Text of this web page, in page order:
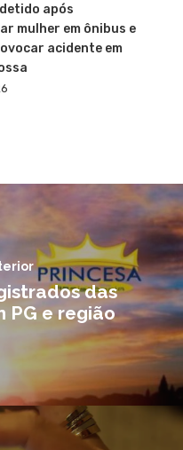
detido após
mulher em ônibus e
acidente em
das
PG e região